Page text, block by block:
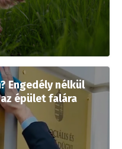
Engedély nélkül
épület falára